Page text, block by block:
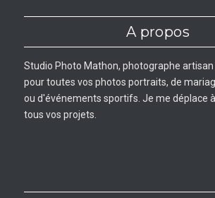
A propos
Studio Photo Mathon, photographe
pour toutes vos photos portraits, de
ou d'événements sportifs. Je me déplace
tous vos projets.